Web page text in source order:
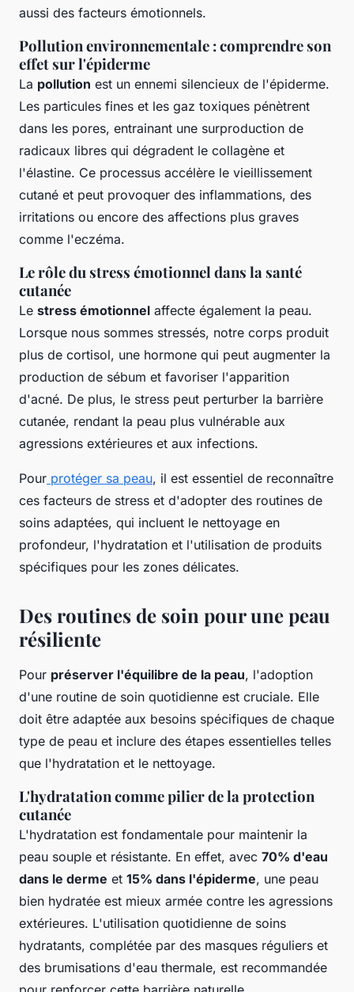
aussi des facteurs émotionnels.
Pollution environnementale : comprendre son
effet sur l'épiderme
La pollution est un ennemi silencieux de l'épiderme.
Les particules fines et les gaz toxiques pénètrent
dans les pores, entrainant une surproduction de
radicaux libres qui dégradent le collagène et
l'élastine. Ce processus accélère le vieillissement
cutané et peut provoquer des inflammations, des
irritations ou encore des affections plus graves
comme l'eczéma.
Le rôle du stress émotionnel dans la santé
cutanée
Le stress émotionnel affecte également la peau.
Lorsque nous sommes stressés, notre corps produit
plus de cortisol, une hormone qui peut augmenter la
production de sébum et favoriser l'apparition
d'acné. De plus, le stress peut perturber la barrière
cutanée, rendant la peau plus vulnérable aux
agressions extérieures et aux infections.
Pour protéger sa peau, il est essentiel de reconnaître
ces facteurs de stress et d'adopter des routines de
soins adaptées, qui incluent le nettoyage en
profondeur, l'hydratation et l'utilisation de produits
spécifiques pour les zones délicates.
Des routines de soin pour une peau
résiliente
Pour préserver l'équilibre de la peau, l'adoption
d'une routine de soin quotidienne est cruciale. Elle
doit être adaptée aux besoins spécifiques de chaque
type de peau et inclure des étapes essentielles telles
que l'hydratation et le nettoyage.
L'hydratation comme pilier de la protection
cutanée
L'hydratation est fondamentale pour maintenir la
peau souple et résistante. En effet, avec 70% d'eau
dans le derme et 15% dans l'épiderme, une peau
bien hydratée est mieux armée contre les agressions
extérieures. L'utilisation quotidienne de soins
hydratants, complétée par des masques réguliers et
des brumisations d'eau thermale, est recommandée